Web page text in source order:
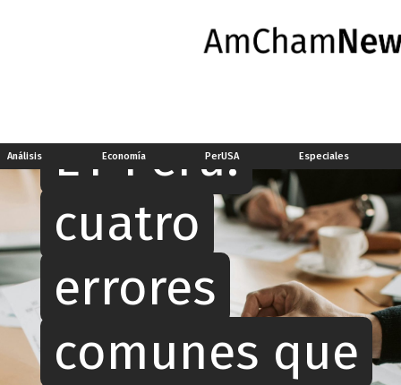
Análisis Economía PerUSA Especiales
EY Perú:
cuatro
errores
comunes que